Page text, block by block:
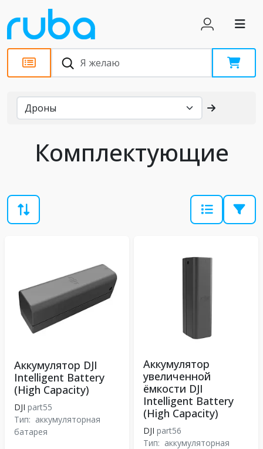
Каталог
Комплектующие
Аккумулятор DJI
Intelligent Battery
(High Capacity)
DJI part55
Тип: аккумуляторная
батарея
Аккумулятор
увеличенной
ёмкости DJI
Intelligent Battery
(High Capacity)
DJI part56
Тип: аккумуляторная